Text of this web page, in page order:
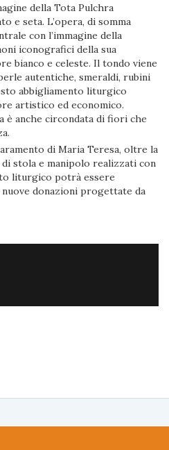
della Tota Pulchra
e seta. L’opera, di somma
con l’immagine della
iconografici della sua
bianco e celeste. Il tondo viene
autentiche, smeraldi, rubini
abbigliamento liturgico
artistico ed economico.
è anche circondata di fiori che
di Maria Teresa, oltre la
di stola e manipolo realizzati con
liturgico potrà essere
donazioni progettate da